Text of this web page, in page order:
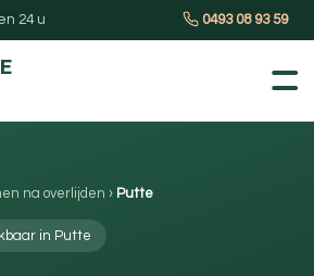
24 u 0493 08 93 59
na overlijden › Putte
in Putte